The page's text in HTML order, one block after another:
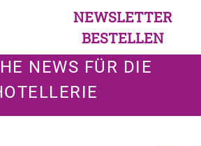
NEWSLETTER
BESTELLEN
NEWS FÜR DIE